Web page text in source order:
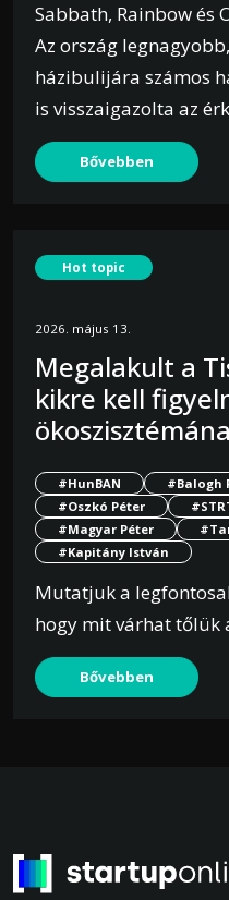
Sabbath, Rainbow és
Az ország
házibulijára számos
is visszaigazolta az
Bővebben
Hot topic
2026. május 13.
Megalakult a
kikre kell
#HunBAN #Balogh
#Oszkó Péter
#Magyar Péter
#Kapitány István
Mutatjuk a
hogy mit várhat tőlük
Bővebben